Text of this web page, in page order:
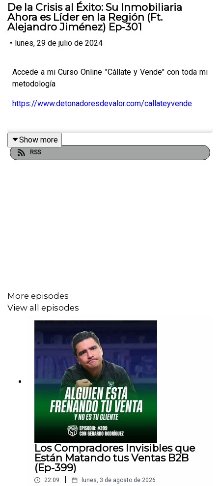
De la Crisis al Éxito: Su Inmobiliaria
Ahora es Líder en la Región (Ft.
Alejandro Jiménez) Ep-301
• lunes, 29 de julio de 2024
Accede a mi Curso Online "Cállate y Vende" con toda mi
metodología
https://www.detonadoresdevalor.com/callateyvende
¿No tienes un CRM? Comienza tu prueba de 30 días
GRATIS
https://www.detonadoresdevalor.com/clubcyv
Hoy tenemos como invitado especial a Alejandro
Jiménez, dueño de INOVI, un Empresario *De Verdad*
para que nos cuente sobre cómo es crecer un negocio
en un ambiente de crisis y alta competencia.
MENOS CURSITIS Y MÁS RESULTADOS DE VENTAS
Regístrate en el Top Team de Ventas
https://www.detonadoresdevalor.com/top
Show more
RSS
More episodes
View all episodes
Los Compradores Invisibles que
Están Matando tus Ventas B2B
(Ep-399)
22:09 lunes, 3 de agosto de 2026